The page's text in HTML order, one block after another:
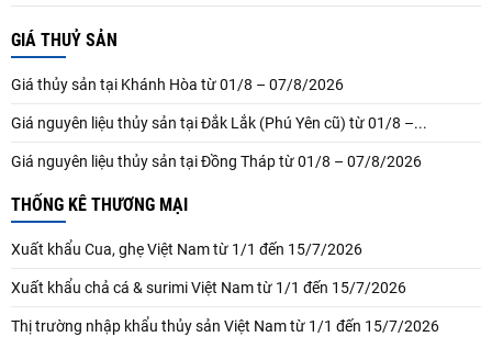
GIÁ THUỶ SẢN
Giá thủy sản tại Khánh Hòa từ 01/8 – 07/8/2026
Giá nguyên liệu thủy sản tại Đắk Lắk (Phú Yên cũ) từ 01/8 –...
Giá nguyên liệu thủy sản tại Đồng Tháp từ 01/8 – 07/8/2026
THỐNG KÊ THƯƠNG MẠI
Xuất khẩu Cua, ghẹ Việt Nam từ 1/1 đến 15/7/2026
Xuất khẩu chả cá & surimi Việt Nam từ 1/1 đến 15/7/2026
Thị trường nhập khẩu thủy sản Việt Nam từ 1/1 đến 15/7/2026